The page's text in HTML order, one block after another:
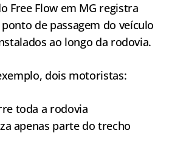
Free Flow em MG registra
de passagem do veículo
ao longo da rodovia.
dois motoristas:
toda a rodovia
apenas parte do trecho